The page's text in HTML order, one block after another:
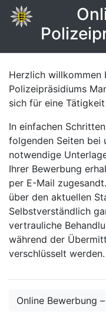
Herzlich willkommen
Polizeipräsidiums
sich für eine
In einfachen
folgenden Seiten bei
notwendige
Ihrer Bewerbung
per E-Mail
über den aktuellen
Selbstverständlich
vertrauliche
während der
verschlüsselt werden.
Online Bewerbung